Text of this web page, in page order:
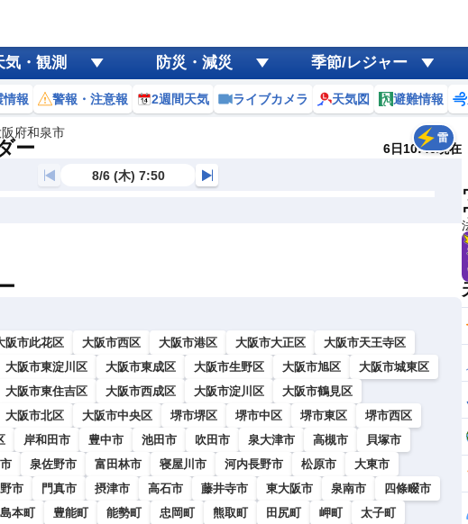
気・観測 防災・減災 季節/レジャー
情報 警報・注意報 2週間天気 ライブカメラ 天気図 避難情報
阪府和泉市
ー 6日10:40現在
雷
8/6 (木) 7:50
阪市此花区 大阪市西区 大阪市港区 大阪市大正区
大阪市天王寺区
大阪市東淀川区 大阪市東成区 大阪市生野区 大阪市旭区
大阪市城東区
大阪市東住吉区 大阪市西成区 大阪市淀川区
大阪市鶴見区
大阪市北区 大阪市中央区 堺市堺区 堺市中区 堺市東区
堺市西区
岸和田市 豊中市 池田市 吹田市 泉大津市 高槻市
貝塚市
泉佐野市 富田林市 寝屋川市 河内長野市 松原市
大東市
市 門真市 摂津市 高石市 藤井寺市 東大阪市 泉南市
四條畷市
島本町 豊能町 能勢町 忠岡町 熊取町 田尻町 岬町
太子町